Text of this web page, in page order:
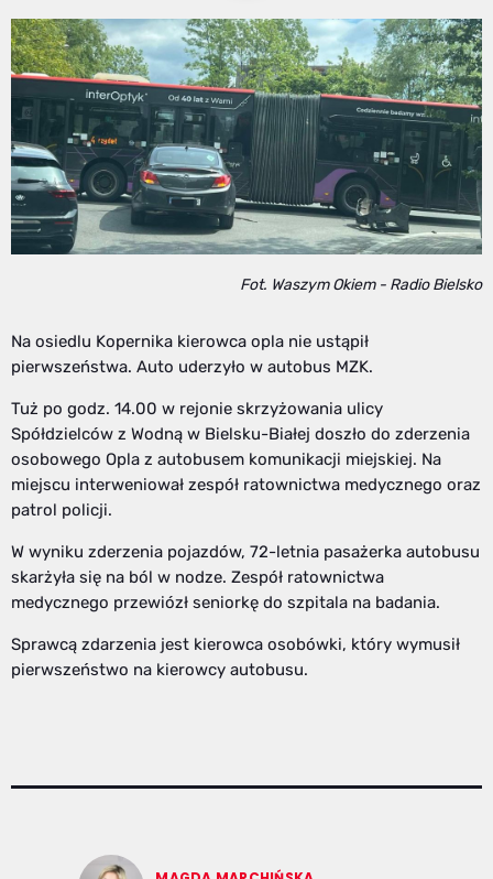
Fot. Waszym Okiem - Radio Bielsko
Na osiedlu Kopernika kierowca opla nie ustąpił
pierwszeństwa. Auto uderzyło w autobus MZK.
Tuż po godz. 14.00 w rejonie skrzyżowania ulicy
Spółdzielców z Wodną w Bielsku-Białej doszło do zderzenia
osobowego Opla z autobusem komunikacji miejskiej. Na
miejscu interweniował zespół ratownictwa medycznego oraz
patrol policji.
W wyniku zderzenia pojazdów, 72-letnia pasażerka autobusu
skarżyła się na ból w nodze. Zespół ratownictwa
medycznego przewiózł seniorkę do szpitala na badania.
Sprawcą zdarzenia jest kierowca osobówki, który wymusił
pierwszeństwo na kierowcy autobusu.